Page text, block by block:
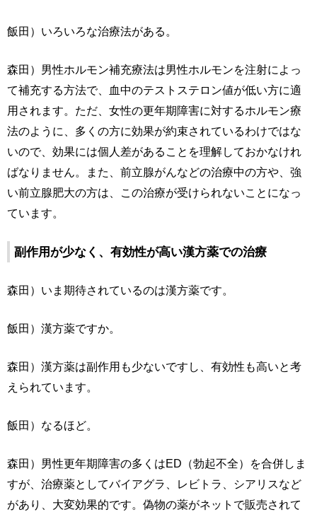
飯田）いろいろな治療法がある。
森田）男性ホルモン補充療法は男性ホルモンを注射によっ
て補充する方法で、血中のテストステロン値が低い方に適
用されます。ただ、女性の更年期障害に対するホルモン療
法のように、多くの方に効果が約束されているわけではな
いので、効果には個人差があることを理解しておかなけれ
ばなりません。また、前立腺がんなどの治療中の方や、強
い前立腺肥大の方は、この治療が受けられないことになっ
ています。
副作用が少なく、有効性が高い漢方薬での治療
森田）いま期待されているのは漢方薬です。
飯田）漢方薬ですか。
森田）漢方薬は副作用も少ないですし、有効性も高いと考
えられています。
飯田）なるほど。
森田）男性更年期障害の多くはED（勃起不全）を合併しま
すが、治療薬としてバイアグラ、レビトラ、シアリスなど
があり、大変効果的です。偽物の薬がネットで販売されて